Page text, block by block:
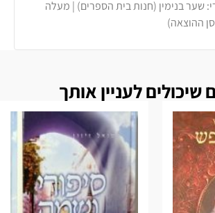
שער בנימין (חנות בית הספרים) | מעלה
ההוצאה)
שיכולים לעניין אותך